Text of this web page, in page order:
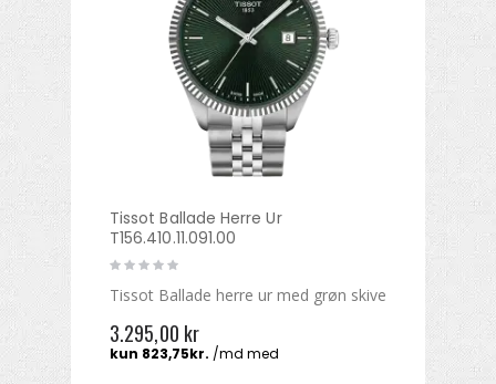
Tissot Ballade Herre Ur
T156.410.11.091.00
Tissot Ballade herre ur med grøn skive
3.295,00 kr